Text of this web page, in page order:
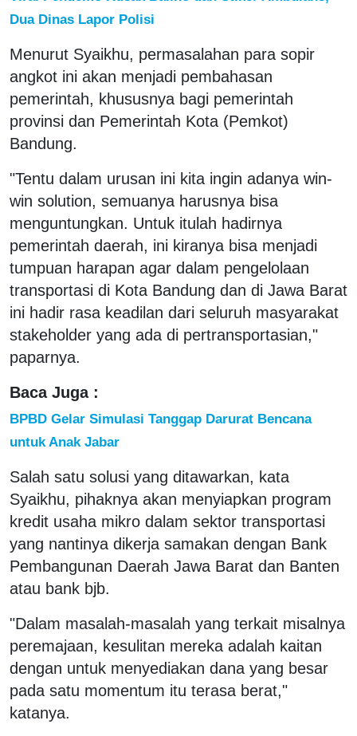
Dua Dinas Lapor Polisi
Menurut Syaikhu, permasalahan para sopir
angkot ini akan menjadi pembahasan
pemerintah, khususnya bagi pemerintah
provinsi dan Pemerintah Kota (Pemkot)
Bandung.
"Tentu dalam urusan ini kita ingin adanya win-
win solution, semuanya harusnya bisa
menguntungkan. Untuk itulah hadirnya
pemerintah daerah, ini kiranya bisa menjadi
tumpuan harapan agar dalam pengelolaan
transportasi di Kota Bandung dan di Jawa Barat
ini hadir rasa keadilan dari seluruh masyarakat
stakeholder yang ada di pertransportasian,"
paparnya.
Baca Juga :
BPBD Gelar Simulasi Tanggap Darurat Bencana
untuk Anak Jabar
Salah satu solusi yang ditawarkan, kata
Syaikhu, pihaknya akan menyiapkan program
kredit usaha mikro dalam sektor transportasi
yang nantinya dikerja samakan dengan Bank
Pembangunan Daerah Jawa Barat dan Banten
atau bank bjb.
"Dalam masalah-masalah yang terkait misalnya
peremajaan, kesulitan mereka adalah kaitan
dengan untuk menyediakan dana yang besar
pada satu momentum itu terasa berat,"
katanya.